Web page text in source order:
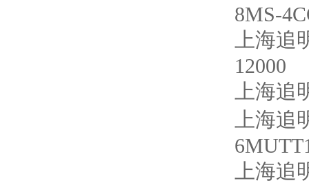
8MS-
上海
12000
上海
上海
上海